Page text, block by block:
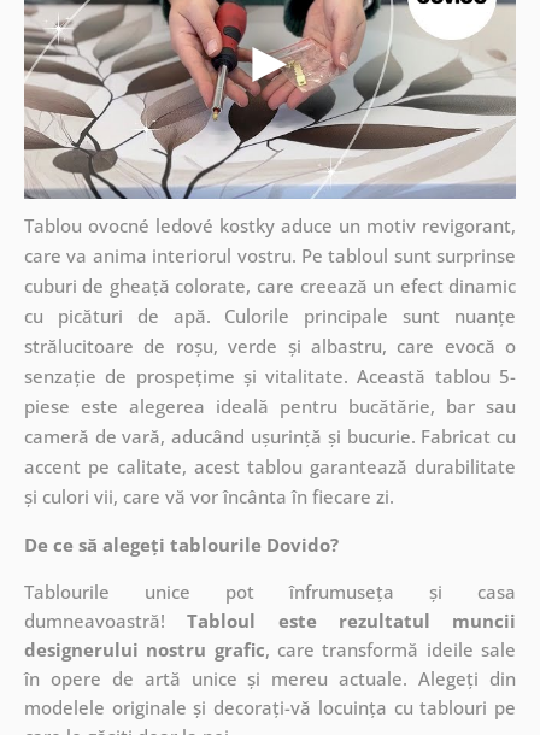
Tablou ovocné ledové kostky aduce un motiv revigorant,
care va anima interiorul vostru. Pe tabloul sunt surprinse
cuburi de gheață colorate, care creează un efect dinamic
cu picături de apă. Culorile principale sunt nuanțe
strălucitoare de roșu, verde și albastru, care evocă o
senzație de prospețime și vitalitate. Această tablou 5-
piese este alegerea ideală pentru bucătărie, bar sau
cameră de vară, aducând ușurință și bucurie. Fabricat cu
accent pe calitate, acest tablou garantează durabilitate
și culori vii, care vă vor încânta în fiecare zi.
De ce să alegeți tablourile Dovido?
Tablourile unice pot înfrumuseța și casa
dumneavoastră!Tabloul este rezultatul muncii
designerului nostru grafic, caretransformă ideile sale
în opere de artă unice și mereu actuale. Alegeți din
modelele originale și decorați-vă locuința cu tablouri pe